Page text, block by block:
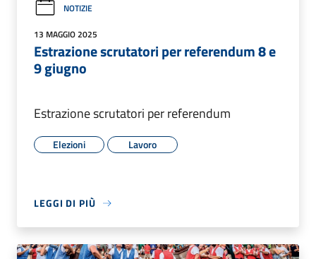
NOTIZIE
13 MAGGIO 2025
Estrazione scrutatori per referendum 8 e
9 giugno
Estrazione scrutatori per referendum
Elezioni Lavoro
LEGGI DI PIÙ